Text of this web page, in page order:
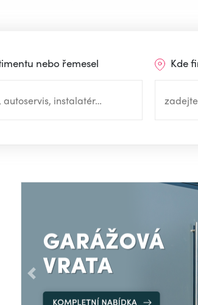
nebo řemesel Kde
Předchozí